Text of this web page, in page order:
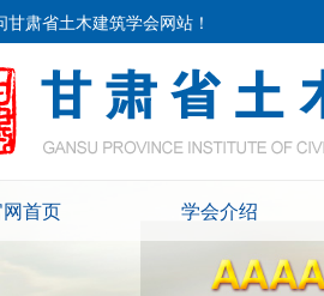
甘肃省土木建筑学会网站！
首页 学会介绍